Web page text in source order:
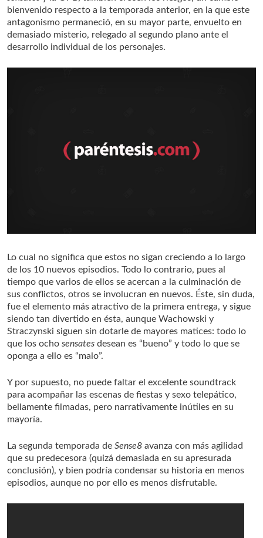
bienvenido respecto a la temporada anterior, en la que este
antagonismo permaneció, en su mayor parte, envuelto en
demasiado misterio, relegado al segundo plano ante el
desarrollo individual de los personajes.
Lo cual no significa que estos no sigan creciendo a lo largo
de los 10 nuevos episodios. Todo lo contrario, pues al
tiempo que varios de ellos se acercan a la culminación de
sus conflictos, otros se involucran en nuevos. Éste, sin duda,
fue el elemento más atractivo de la primera entrega, y sigue
siendo tan divertido en ésta, aunque Wachowski y
Straczynski siguen sin dotarle de mayores matices: todo lo
que los ocho sensates desean es “bueno” y todo lo que se
oponga a ello es “malo”.
Y por supuesto, no puede faltar el excelente soundtrack
para acompañar las escenas de fiestas y sexo telepático,
bellamente filmadas, pero narrativamente inútiles en su
mayoría.
La segunda temporada de Sense8 avanza con más agilidad
que su predecesora (quizá demasiada en su apresurada
conclusión), y bien podría condensar su historia en menos
episodios, aunque no por ello es menos disfrutable.